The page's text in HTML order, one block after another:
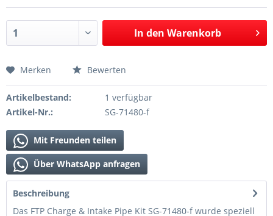
In den Warenkorb
Merken Bewerten
Artikelbestand:
1 verfügbar
Artikel-Nr.:
SG-71480-f
Mit Freunden teilen
Über WhatsApp anfragen
Beschreibung
Das FTP Charge & Intake Pipe Kit SG-71480-f wurde speziell